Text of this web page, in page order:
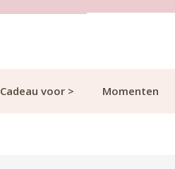
Cadeau voor > Momenten